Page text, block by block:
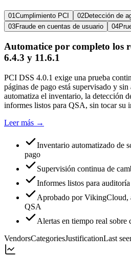
01Cumplimiento PCI 02Detección de
03Fraude en cuentas de usuario 04
Automatice por completo los
6.4.3 y 11.6.1
PCI DSS 4.0.1 exige una prueba
páginas de pago está supervisado y
automatiza el inventario, la detección
informes listos para QSA, sin tocar su
Leer más →
Inventario automatizado de
pago
Supervisión continua de
Informes listos para
Aprobado por VikingCloud,
QSA
Alertas en tiempo real sobre
VendorsCategoriesJustificationLast